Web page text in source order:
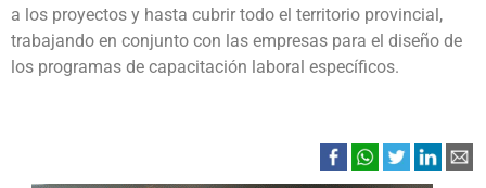
a los proyectos y hasta cubrir todo el territorio provincial,
trabajando en conjunto con las empresas para el diseño de
los programas de capacitación laboral específicos.